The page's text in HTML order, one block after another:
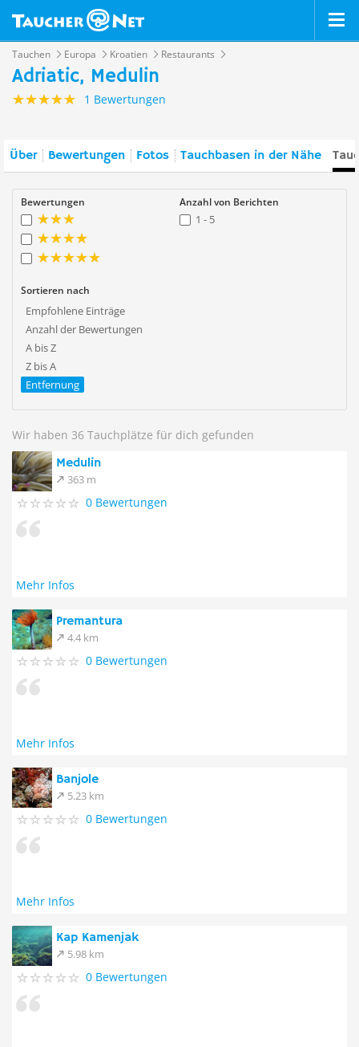
Tauchen Europa Kroatien Restaurants
Adriatic, Medulin
1 Bewertungen
Über Bewertungen Fotos Tauchbasen in der Nähe
Bewertungen Anzahl von Berichten
1 - 5
Sortieren nach
Empfohlene Einträge
Anzahl der Bewertungen
A bis Z
Z bis A
Entfernung
Wir haben 36 Tauchplätze für dich gefunden
Medulin
363 m
0 Bewertungen
Mehr Infos
Premantura
4.4 km
0 Bewertungen
Mehr Infos
Banjole
5.23 km
0 Bewertungen
Mehr Infos
Kap Kamenjak
5.98 km
0 Bewertungen